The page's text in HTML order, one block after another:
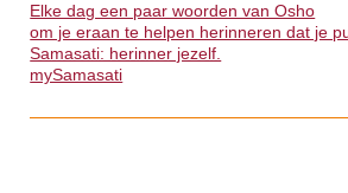
Elke dag een paar woorden van Osho
om je eraan te helpen herinneren dat je
Samasati: herinner jezelf.
mySamasati
Elke dag een paar woorden van Osho
om je eraan te helpen herinneren dat je
Samasati: herinner jezelf.
>>>mySamasati